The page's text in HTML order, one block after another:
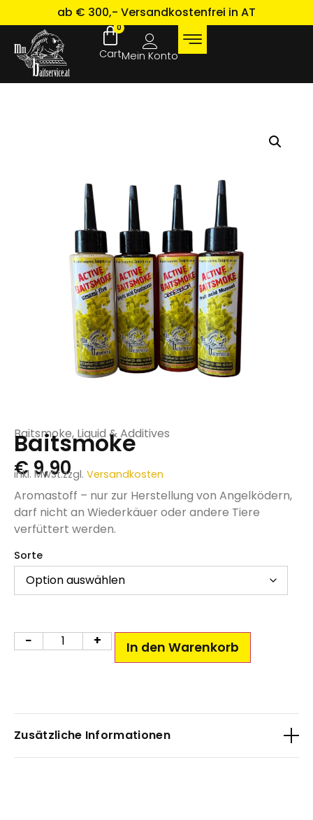
ab € 300,- Versandkostenfrei in AT
0
Mein Konto
Baitsmoke, Liquid & Additives
Baitsmoke
€ 9,90
inkl. MwSt.zzgl. Versandkosten
Aromastoff – nur zur Herstellung von Angelködern,
darf nicht an Wiederkäuer oder andere Tiere
verfüttert werden.
Sorte
− + In den Warenkorb
Zusätzliche Informationen